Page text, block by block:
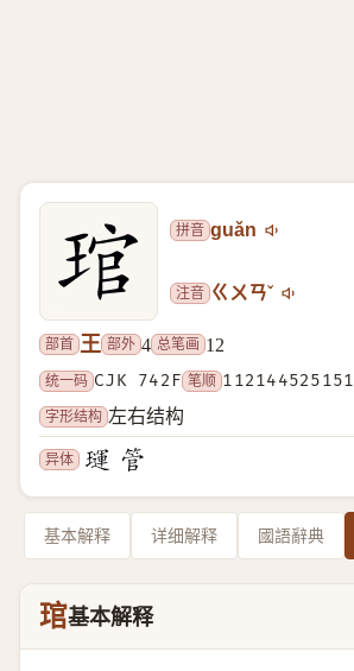
拼音 guǎn
注音 ㄍㄨㄢˇ
部首 王 部外 4 总笔画 12
统一码 CJK 742F 笔顺 112144525151
字形结构 左右结构
异体
基本解释 详细解释 國語辭典
琯基本解释